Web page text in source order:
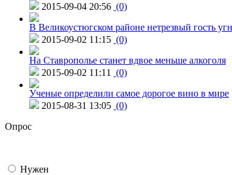
2015-09-04 20:56 (0)
В Великоустюгском районе нетрезвый гость
2015-09-02 11:15 (0)
На Ставрополье станет вдвое меньше алкоголя
2015-09-02 11:11
(0)
Ученые определили самое дорогое вино в мире
2015-08-31 13:05 (0)
Опрос
Нужен